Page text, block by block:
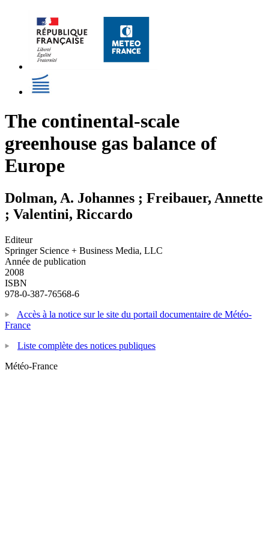
The continental-scale
greenhouse gas balance of
Europe
Dolman, A. Johannes ; Freibauer, Annette
; Valentini, Riccardo
Editeur
Springer Science + Business Media, LLC
Année de publication
2008
ISBN
978-0-387-76568-6
Accès à la notice sur le site du portail documentaire de Météo-
France
Liste complète des notices publiques
Météo-France